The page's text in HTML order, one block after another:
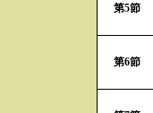
第5節
第6節